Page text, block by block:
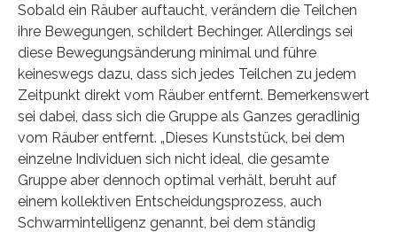
Sobald ein Räuber auftaucht, verändern die Teilchen
ihre Bewegungen, schildert Bechinger. Allerdings sei
diese Bewegungsänderung minimal und führe
keineswegs dazu, dass sich jedes Teilchen zu jedem
Zeitpunkt direkt vom Räuber entfernt. Bemerkenswert
sei dabei, dass sich die Gruppe als Ganzes geradlinig
vom Räuber entfernt. „Dieses Kunststück, bei dem
einzelne Individuen sich nicht ideal, die gesamte
Gruppe aber dennoch optimal verhält, beruht auf
einem kollektiven Entscheidungsprozess, auch
Schwarmintelligenz genannt, bei dem ständig